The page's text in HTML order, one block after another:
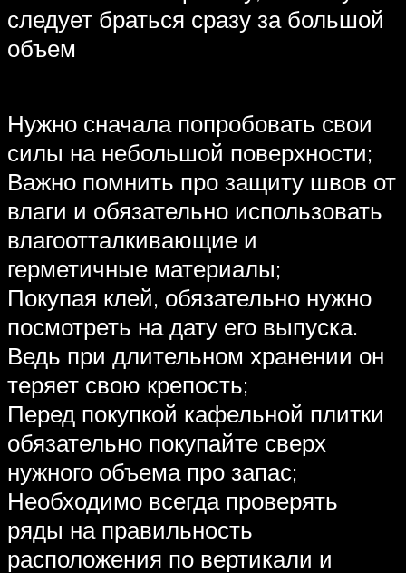
следует браться сразу за большой
объем
Нужно сначала попробовать свои
силы на небольшой поверхности;
Важно помнить про защиту швов от
влаги и обязательно использовать
влагоотталкивающие и
герметичные материалы;
Покупая клей, обязательно нужно
посмотреть на дату его выпуска.
Ведь при длительном хранении он
теряет свою крепость;
Перед покупкой кафельной плитки
обязательно покупайте сверх
нужного объема про запас;
Необходимо всегда проверять
ряды на правильность
расположения по вертикали и